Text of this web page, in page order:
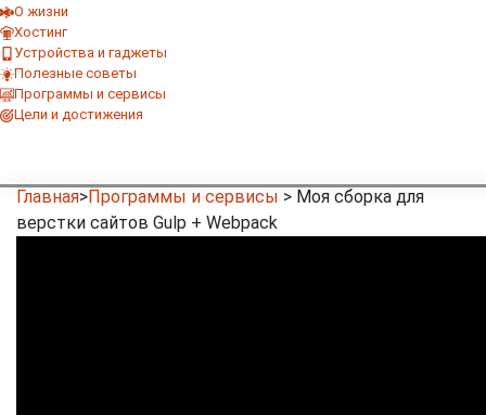
О жизни
Хостинг
Устройства и гаджеты
Полезные советы
Программы и сервисы
Цели и достижения
Главная>Программы и сервисы > Моя сборка для
верстки сайтов Gulp + Webpack